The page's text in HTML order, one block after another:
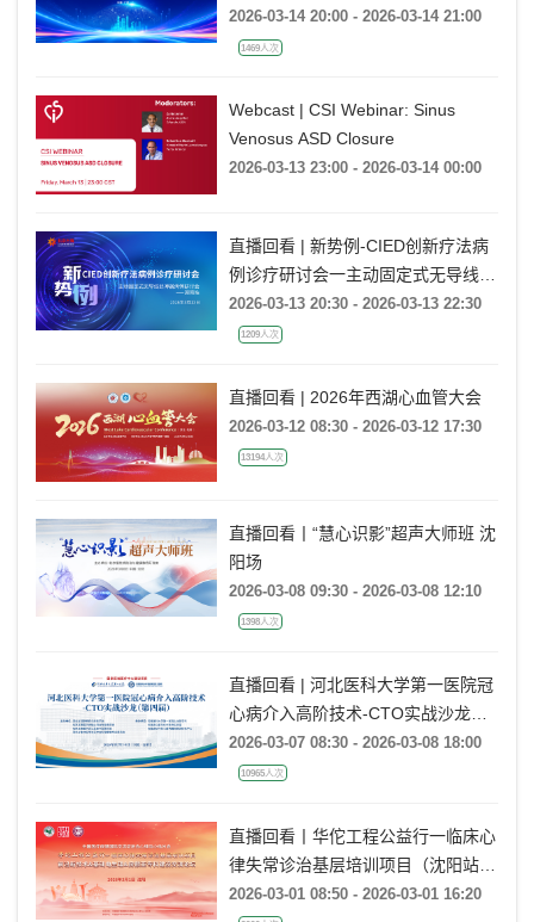
2026-03-14 20:00 - 2026-03-14 21:00
1469人次
Webcast | CSI Webinar: Sinus
Venosus ASD Closure
2026-03-13 23:00 - 2026-03-14 00:00
直播回看 | 新势例-CIED创新疗法病
例诊疗研讨会一主动固定式无导线起
搏器病例研讨会一湖南站
2026-03-13 20:30 - 2026-03-13 22:30
1209人次
直播回看 | 2026年西湖心血管大会
2026-03-12 08:30 - 2026-03-12 17:30
13194人次
直播回看丨“慧心识影”超声大师班 沈
阳场
2026-03-08 09:30 - 2026-03-08 12:10
1398人次
直播回看 | 河北医科大学第一医院冠
心病介入高阶技术-CTO实战沙龙
（第四届）
2026-03-07 08:30 - 2026-03-08 18:00
10965人次
直播回看丨华佗工程公益行一临床心
律失常诊治基层培训项目（沈阳站）
前沿新技术&基础电生理&房颤亚专
2026-03-01 08:50 - 2026-03-01 16:20